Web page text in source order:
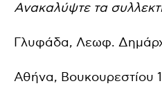
Ανακαλύψτε τα
Γλυφάδα, Λεωφ.
Αθήνα, Βουκουρεστίου